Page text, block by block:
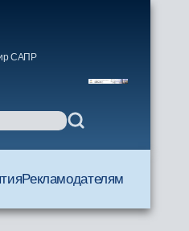
САПР
Рекламодателям